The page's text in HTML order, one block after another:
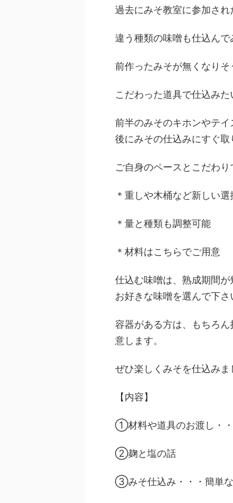
過去にみそ教室に参加さ
違う種類の味噌も仕込んで
前作ったみそが無くなりそ
こだわった道具で仕込みた
前半のみそのキホンやテ
後にみその仕込みにすぐ取
ご自身のペースとこだわ
＊重しや木桶など新しい選
＊量と種類も調整可能
＊材料はこちらでご用意
仕込む味噌は、熟成期間
お好きな味噌を選んで下さ
容器がある方は、もちろ
意します。
ぜひ楽しくみそを仕込みま
【内容】
①材料や道具のお渡し・
②麹と塩の話
③みそ仕込み・・・簡単な